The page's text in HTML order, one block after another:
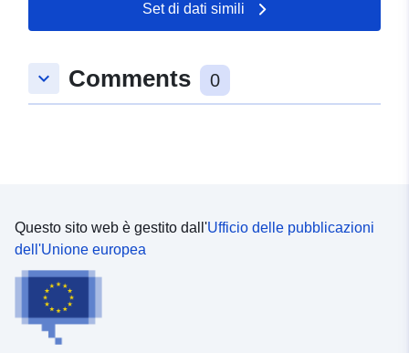
Set di dati simili
keyboard_arrow_down Comments 0
Questo sito web è gestito dall'Ufficio delle pubblicazioni
dell'Unione europea